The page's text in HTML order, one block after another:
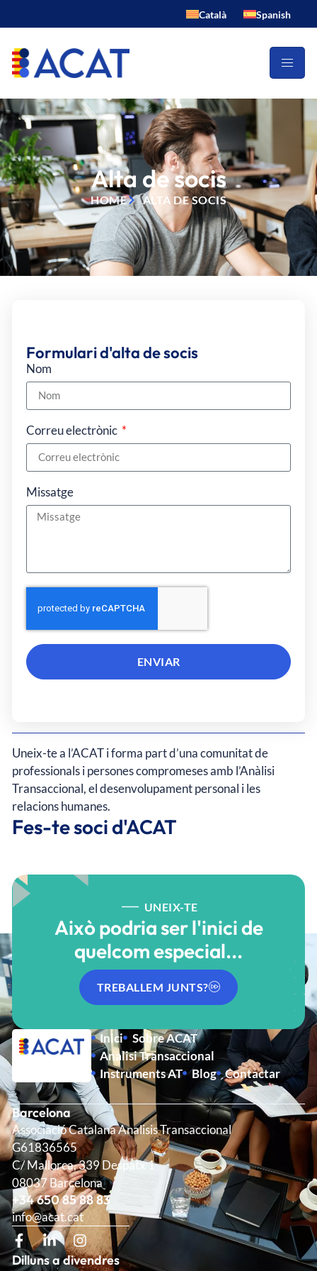
Català Spanish
Alta de socis
HOME ALTA DE SOCIS
Fes-te soci d'ACAT
Uneix-te a l’ACAT i forma part d’una comunitat de
professionals i persones compromeses amb l’Anàlisi
Transaccional, el desenvolupament personal i les
relacions humanes.
Formulari d'alta de socis
Nom
Correu electrònic
Missatge
ENVIAR
UNEIX-TE
Això podria ser l'inici de
quelcom especial...
TREBALLEM JUNTS?
Inici
Sobre ACAT
Analisi Transaccional
Instruments AT Blog Contactar
Barcelona
Associació Catalana Analisis Transaccional
G61836565
C/ Mallorca, 339 Despatx 1
08037 Barcelona
+34 650 85 88 83
info@acat.cat
Dilluns a divendres